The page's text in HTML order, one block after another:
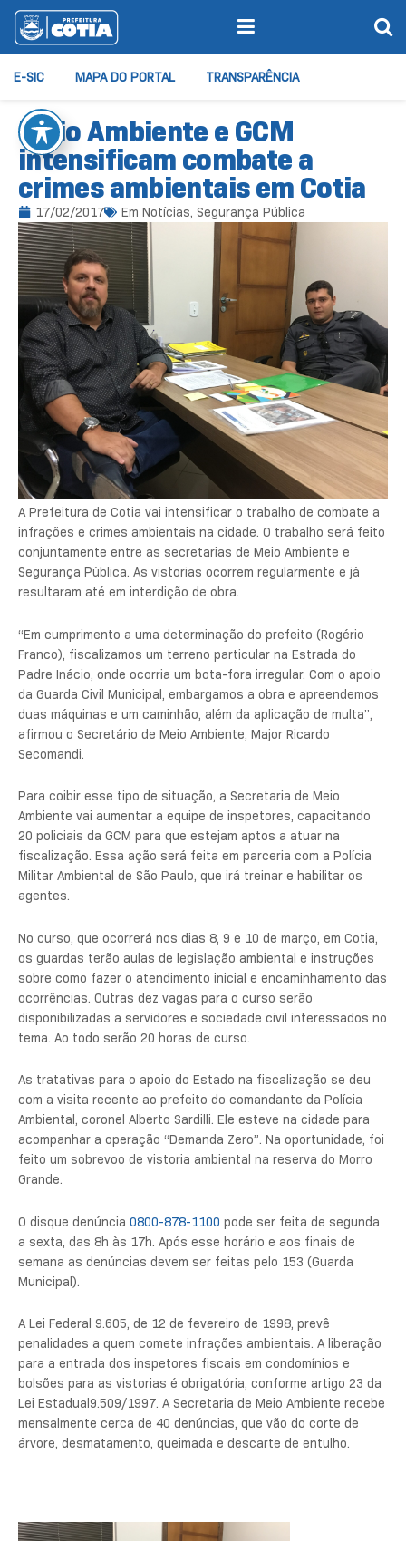
E-SIC MAPA DO PORTAL TRANSPARÊNCIA
Meio Ambiente e GCM
intensificam combate a
crimes ambientais em Cotia
17/02/2017 Em Notícias, Segurança Pública
A Prefeitura de Cotia vai intensificar o trabalho de combate a
infrações e crimes ambientais na cidade. O trabalho será feito
conjuntamente entre as secretarias de Meio Ambiente e
Segurança Pública. As vistorias ocorrem regularmente e já
resultaram até em interdição de obra.
“Em cumprimento a uma determinação do prefeito (Rogério
Franco), fiscalizamos um terreno particular na Estrada do
Padre Inácio, onde ocorria um bota-fora irregular. Com o apoio
da Guarda Civil Municipal, embargamos a obra e apreendemos
duas máquinas e um caminhão, além da aplicação de multa”,
afirmou o Secretário de Meio Ambiente, Major Ricardo
Secomandi.
Para coibir esse tipo de situação, a Secretaria de Meio
Ambiente vai aumentar a equipe de inspetores, capacitando
20 policiais da GCM para que estejam aptos a atuar na
fiscalização. Essa ação será feita em parceria com a Polícia
Militar Ambiental de São Paulo, que irá treinar e habilitar os
agentes.
No curso, que ocorrerá nos dias 8, 9 e 10 de março, em Cotia,
os guardas terão aulas de legislação ambiental e instruções
sobre como fazer o atendimento inicial e encaminhamento das
ocorrências. Outras dez vagas para o curso serão
disponibilizadas a servidores e sociedade civil interessados no
tema. Ao todo serão 20 horas de curso.
As tratativas para o apoio do Estado na fiscalização se deu
com a visita recente ao prefeito do comandante da Polícia
Ambiental, coronel Alberto Sardilli. Ele esteve na cidade para
acompanhar a operação “Demanda Zero”. Na oportunidade, foi
feito um sobrevoo de vistoria ambiental na reserva do Morro
Grande.
O disque denúncia 0800-878-1100 pode ser feita de segunda
a sexta, das 8h às 17h. Após esse horário e aos finais de
semana as denúncias devem ser feitas pelo 153 (Guarda
Municipal).
A Lei Federal 9.605, de 12 de fevereiro de 1998, prevê
penalidades a quem comete infrações ambientais. A liberação
para a entrada dos inspetores fiscais em condomínios e
bolsões para as vistorias é obrigatória, conforme artigo 23 da
Lei Estadual9.509/1997. A Secretaria de Meio Ambiente recebe
mensalmente cerca de 40 denúncias, que vão do corte de
árvore, desmatamento, queimada e descarte de entulho.